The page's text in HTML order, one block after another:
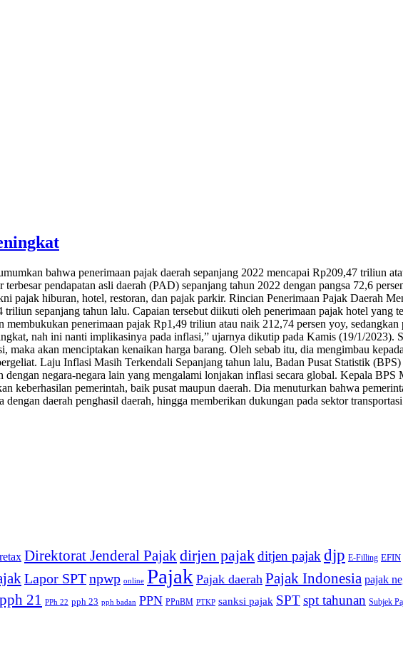
bahwa penerimaan pajak daerah sepanjang 2022 mencapai Rp209,47 triliun
pendapatan asli daerah (PAD) sepanjang tahun 2022 dengan pangsa 72,6
pajak hiburan, hotel, restoran, dan pajak parkir. Rincian Penerimaan Pajak Daerah
sepanjang tahun lalu. Capaian tersebut diikuti oleh penerimaan pajak hotel yang
membukukan penerimaan pajak Rp1,49 triliun atau naik 212,74 persen yoy,
nah ini nanti implikasinya pada inflasi,” ujarnya dikutip pada Kamis (19/1/
maka akan menciptakan kenaikan harga barang. Oleh sebab itu, dia mengimbau
Laju Inflasi Masih Terkendali Sepanjang tahun lalu, Badan Pusat Statistik
negara-negara lain yang mengalami lonjakan inflasi secara global. Kepala
keberhasilan pemerintah, baik pusat maupun daerah. Dia menuturkan bahwa
dengan daerah penghasil daerah, hingga memberikan dukungan pada sektor
Direktorat Jenderal Pajak dirjen pajakditjen pajak djp E-Filling EFIN
Lapor SPTnpwp online Pajak Pajak daerah Pajak Indonesia pajak
pph 21 PPh 22 pph 23 pph badan PPN PPnBM PTKP sanksi pajak SPTspt tahunan Subjek